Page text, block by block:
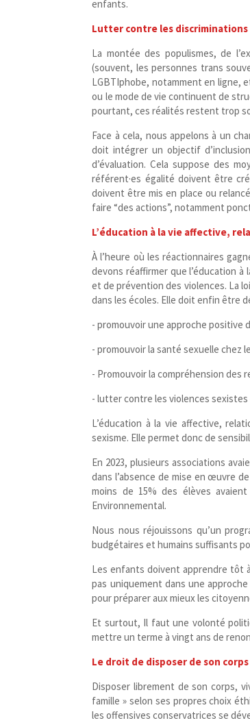
enfants.
Lutter contre les
La montée des populismes, de
(souvent, les personnes trans
LGBTIphobe, notamment en ligne,
ou le mode de vie continuent de
pourtant, ces réalités restent trop
Face à cela, nous appelons à un
doit intégrer un objectif
d’évaluation. Cela suppose des
référent·es égalité doivent être
doivent être mis en place ou
faire “des actions”, notamment
L’éducation à la vie affective,
À l’heure où les réactionnaires
devons réaffirmer que l’éducation
et de prévention des violences. La
dans les écoles. Elle doit enfin être
- promouvoir une approche positive
- promouvoir la santé sexuelle chez
- Promouvoir la compréhension des
- lutter contre les violences
L’éducation à la vie affective,
sexisme. Elle permet donc de
En 2023, plusieurs associations
dans l’absence de mise en œuvre
moins de 15% des élèves
Environnemental.
Nous nous réjouissons qu’un
budgétaires et humains suffisants
Les enfants doivent apprendre tôt
pas uniquement dans une
pour préparer aux mieux les
Et surtout, Il faut une volonté
mettre un terme à vingt ans de
Le droit de disposer de son
Disposer librement de son corps,
famille » selon ses propres choix
les offensives conservatrices se